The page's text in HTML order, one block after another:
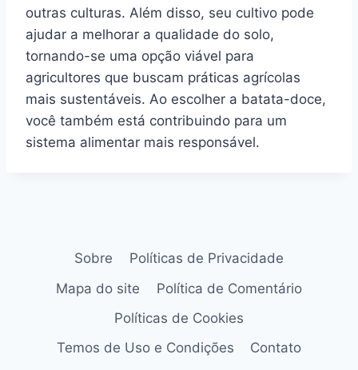
outras culturas. Além disso, seu cultivo pode
ajudar a melhorar a qualidade do solo,
tornando-se uma opção viável para
agricultores que buscam práticas agrícolas
mais sustentáveis. Ao escolher a batata-doce,
você também está contribuindo para um
sistema alimentar mais responsável.
Sobre
Políticas de Privacidade
Mapa do site
Política de Comentário
Políticas de Cookies
Temos de Uso e Condições
Contato